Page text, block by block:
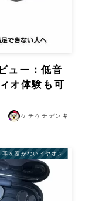
ュー：低音
オ体験も可
ケチケチデンキ
耳を塞がないイヤホン